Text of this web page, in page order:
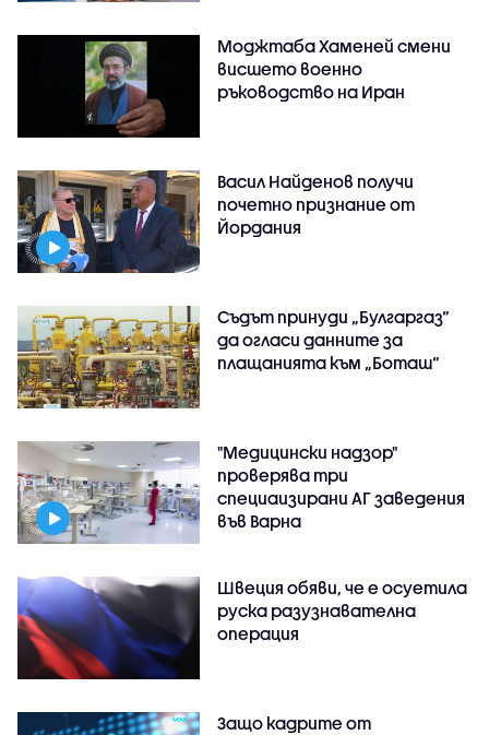
Моджтаба Хаменей смени
висшето военно
ръководство на Иран
Васил Найденов получи
почетно признание от
Йордания
Съдът принуди „Булгаргаз“
да огласи данните за
плащанията към „Боташ“
"Медицински надзор"
проверява три
специаизирани АГ заведения
във Варнa
Швеция обяви, че е осуетила
руска разузнавателна
операция
Защо кадрите от